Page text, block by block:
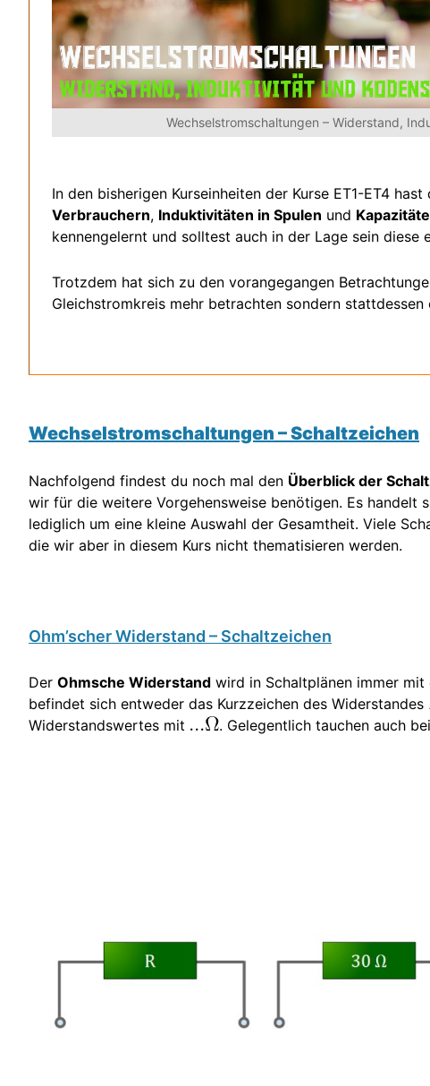
Wechselstromschaltungen – Widerstand,
In den bisherigen Kurseinheiten der Kurse ET1-ET4 hast
Verbrauchern, Induktivitäten in Spulen und
kennengelernt und solltest auch in der Lage sein diese
Trotzdem hat sich zu den vorangegangen
Gleichstromkreis mehr betrachten sondern stattdessen
Wechselstromschaltungen – Schaltzeichen
Nachfolgend findest du noch mal den Überblick der
wir für die weitere Vorgehensweise benötigen. Es handelt
lediglich um eine kleine Auswahl der Gesamtheit. Viele
die wir aber in diesem Kurs nicht thematisieren werden.
Ohm’scher Widerstand – Schaltzeichen
Der Ohmsche Widerstand wird in Schaltplänen immer mit
befindet sich entweder das Kurzzeichen des Widerstandes
Widerstandswertes mit
. Gelegentlich tauchen auch